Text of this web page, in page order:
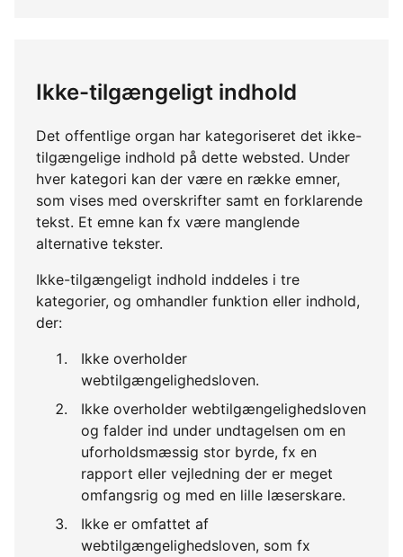
Ikke-tilgængeligt indhold
Det offentlige organ har kategoriseret det ikke-
tilgængelige indhold på dette websted. Under
hver kategori kan der være en række emner,
som vises med overskrifter samt en forklarende
tekst. Et emne kan fx være manglende
alternative tekster.
Ikke-tilgængeligt indhold inddeles i tre
kategorier, og omhandler funktion eller indhold,
der:
Ikke overholder
webtilgængelighedsloven.
Ikke overholder webtilgængelighedsloven
og falder ind under undtagelsen om en
uforholdsmæssig stor byrde, fx en
rapport eller vejledning der er meget
omfangsrig og med en lille læserskare.
Ikke er omfattet af
webtilgængelighedsloven, som fx